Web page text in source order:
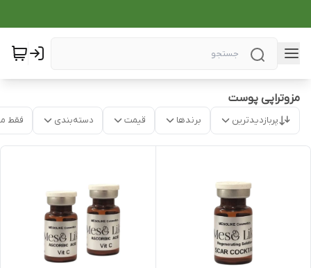
مزوتراپی پوست
پربازدیدترین برندها قیمت دسته‌بندی فقط